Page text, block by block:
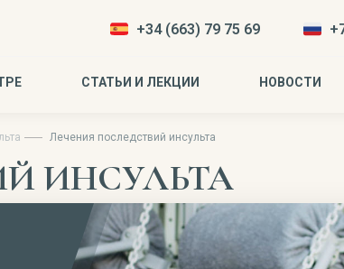
+34 (663) 79 75 69
СТАТЬИ И ЛЕКЦИИ НОВОСТИ
Лечения последствий инсульта
ИНСУЛЬТА